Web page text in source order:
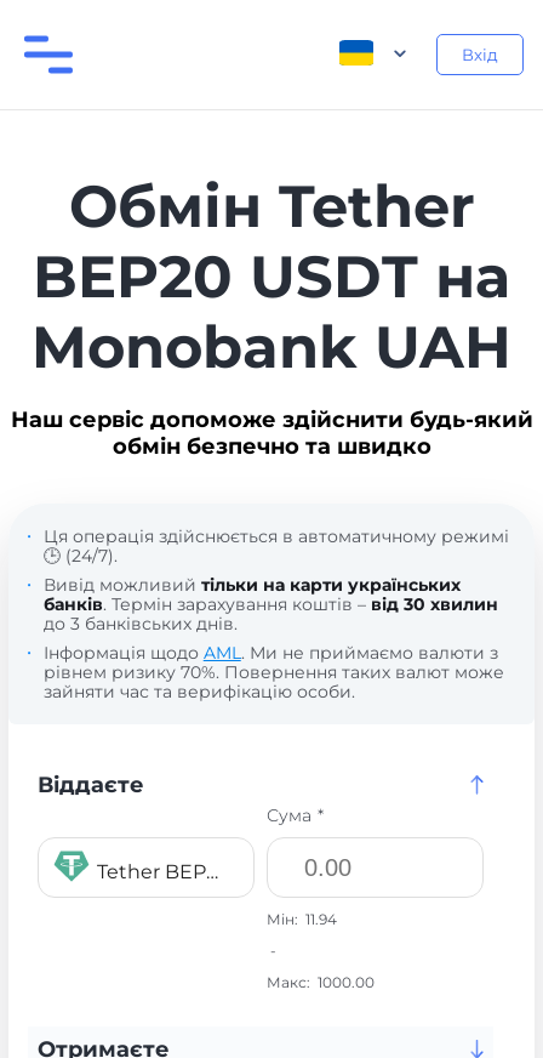
Вхід
Обмін Tether
BEP20 USDT на
Monobank UAH
Наш сервіс допоможе здійснити будь-який
обмін безпечно та швидко
Ця операція здійснюється в автоматичному режимі
🕒 (24/7).
Вивід можливий тільки на карти українських
банків. Термін зарахування коштів – від 30 хвилин
до 3 банківських днів.
Інформація щодо AML. Ми не приймаємо валюти з
рівнем ризику 70%. Повернення таких валют може
зайняти час та верифікацію особи.
Віддаєте
Tether BEP20 USDT
Сума *
Мін: 11.94
-
Макс: 1000.00
Отримаєте